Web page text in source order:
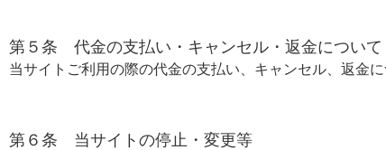
第５条 代金の支払い・キャンセル・返金について
当サイトご利用の際の代金の支払い、キャンセル、返金
第６条 当サイトの停止・変更等